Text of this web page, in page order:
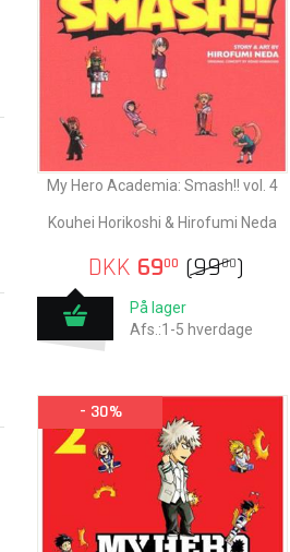
My Hero Academia: Smash!! vol. 4
Kouhei Horikoshi & Hirofumi Neda
DKK 6900 (9900)
På lager
Afs.:1-5 hverdage
- 30%